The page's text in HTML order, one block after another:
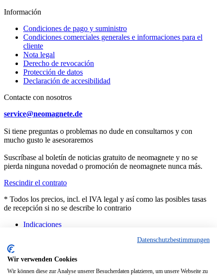
Información
Condiciones de pago y suministro
Condiciones comerciales generales e informaciones para el
cliente
Nota legal
Derecho de revocación
Protección de datos
Declaración de accesibilidad
Contacte con nosotros
service@neomagnete.de
Si tiene preguntas o problemas no dude en consultarnos y con
mucho gusto le asesoraremos
Suscríbase al boletín de noticias gratuito de neomagnete y no se
pierda ninguna novedad o promoción de neomagnete nunca más.
Rescindir el contrato
* Todos los precios, incl. el IVA legal y así como las posibles tasas
de recepción si no se describe lo contrario
Indicaciones
Características técnicas
FAQ
Datenschutzbestimmungen
Wir verwenden Cookies
Wir können diese zur Analyse unserer Besucherdaten platzieren, um unsere Webseite zu